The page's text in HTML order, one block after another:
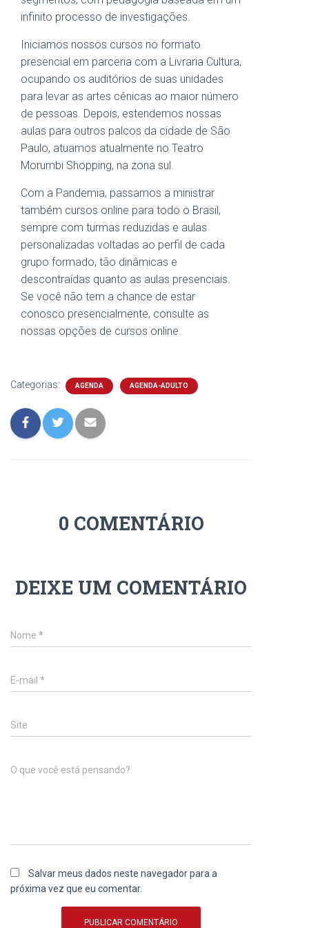
infinito processo de investigações.
Iniciamos nossos cursos no formato
presencial em parceria com a Livraria Cultura,
ocupando os auditórios de suas unidades
para levar as artes cênicas ao maior número
de pessoas. Depois, estendemos nossas
aulas para outros palcos da cidade de São
Paulo, atuamos atualmente no Teatro
Morumbi Shopping, na zona sul.
Com a Pandemia, passamos a ministrar
também cursos online para todo o Brasil,
sempre com turmas reduzidas e aulas
personalizadas voltadas ao perfil de cada
grupo formado, tão dinâmicas e
descontraídas quanto as aulas presenciais.
Se você não tem a chance de estar
conosco presencialmente, consulte as
nossas opções de cursos online.
Categorias: AGENDA AGENDA-ADULTO
0 COMENTÁRIO
DEIXE UM COMENTÁRIO
Nome *
E-mail *
Site
O que você está pensando?
Salvar meus dados neste navegador para a
próxima vez que eu comentar.